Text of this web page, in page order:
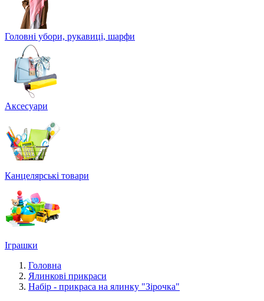
Головні убори, рукавиці, шарфи
Аксесуари
Канцелярські товари
Іграшки
Головна
Ялинкові прикраси
Набір - прикраса на ялинку "Зірочка"